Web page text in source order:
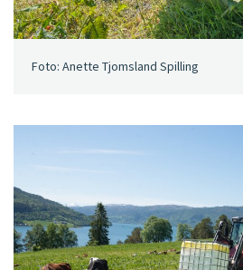
Foto: Anette Tjomsland Spilling